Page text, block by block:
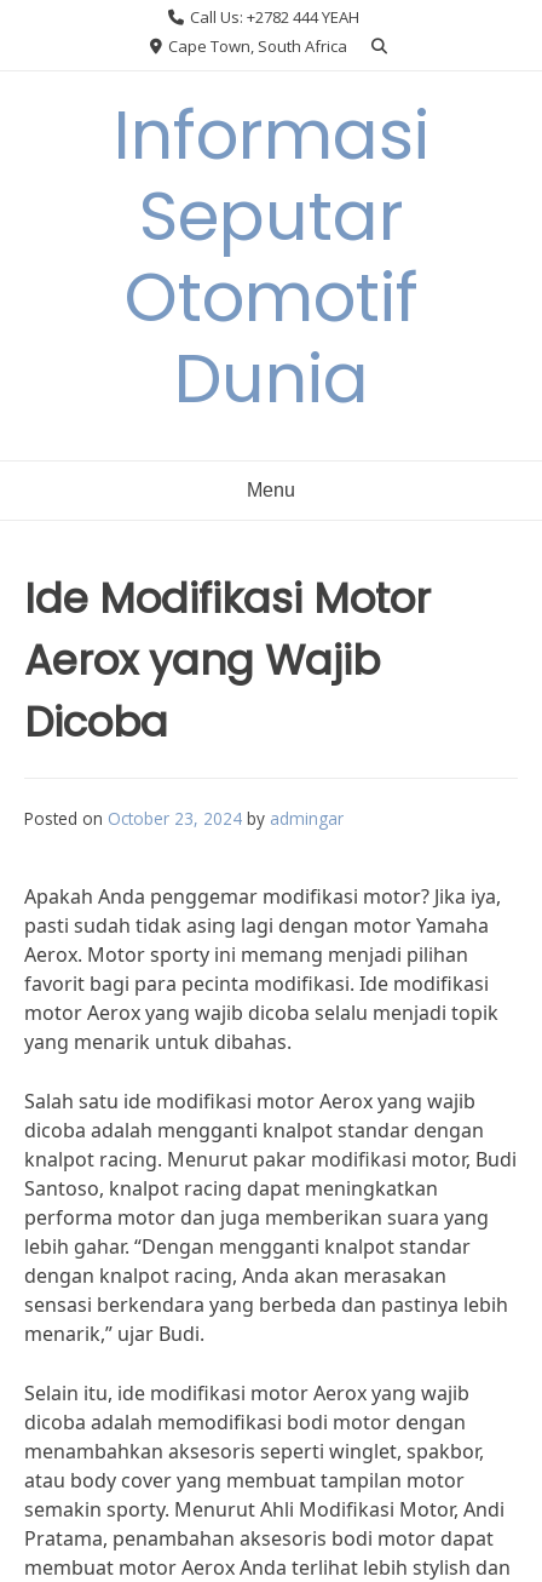
Call Us: +2782 444 YEAH
Cape Town, South Africa
Informasi
Seputar
Otomotif
Dunia
Menu
Ide Modifikasi Motor
Aerox yang Wajib
Dicoba
Posted on October 23, 2024 by admingar
Apakah Anda penggemar modifikasi motor? Jika iya,
pasti sudah tidak asing lagi dengan motor Yamaha
Aerox. Motor sporty ini memang menjadi pilihan
favorit bagi para pecinta modifikasi. Ide modifikasi
motor Aerox yang wajib dicoba selalu menjadi topik
yang menarik untuk dibahas.
Salah satu ide modifikasi motor Aerox yang wajib
dicoba adalah mengganti knalpot standar dengan
knalpot racing. Menurut pakar modifikasi motor, Budi
Santoso, knalpot racing dapat meningkatkan
performa motor dan juga memberikan suara yang
lebih gahar. “Dengan mengganti knalpot standar
dengan knalpot racing, Anda akan merasakan
sensasi berkendara yang berbeda dan pastinya lebih
menarik,” ujar Budi.
Selain itu, ide modifikasi motor Aerox yang wajib
dicoba adalah memodifikasi bodi motor dengan
menambahkan aksesoris seperti winglet, spakbor,
atau body cover yang membuat tampilan motor
semakin sporty. Menurut Ahli Modifikasi Motor, Andi
Pratama, penambahan aksesoris bodi motor dapat
membuat motor Aerox Anda terlihat lebih stylish dan